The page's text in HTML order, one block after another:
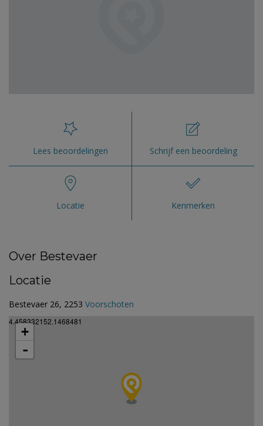
Lees beoordelingen Schrijf een beoordeling
Locatie Kenmerken
Over Bestevaer
Locatie
Bestevaer 26, 2253 Voorschoten
4.458332152.1468481
+
-